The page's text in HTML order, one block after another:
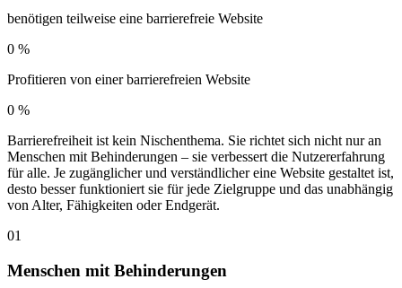
benötigen teilweise eine barrierefreie Website
0 %
Profitieren von einer barrierefreien Website
0 %
Barrierefreiheit ist kein Nischenthema. Sie richtet sich nicht nur an
Menschen mit Behinderungen – sie verbessert die Nutzererfahrung
für alle. Je zugänglicher und verständlicher eine Website gestaltet ist,
desto besser funktioniert sie für jede Zielgruppe und das unabhängig
von Alter, Fähigkeiten oder Endgerät.
01
Menschen mit Behinderungen